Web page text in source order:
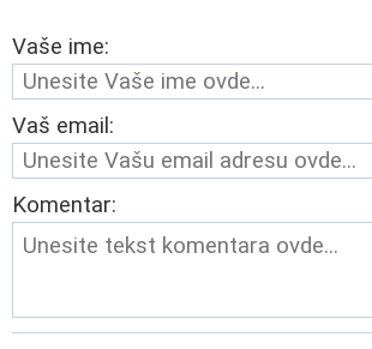
Vaše ime:
Vaš email:
Komentar: